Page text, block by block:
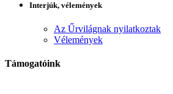
Interjúk, vélemények
Az Űrvilágnak nyilatkoztak
Vélemények
Támogatóink